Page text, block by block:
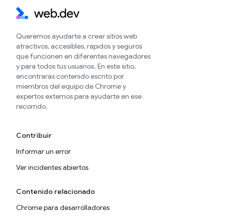
Queremos ayudarte a crear sitios web
atractivos, accesibles, rápidos y seguros
que funcionen en diferentes navegadores
y para todos tus usuarios. En este sitio,
encontrarás contenido escrito por
miembros del equipo de Chrome y
expertos externos para ayudarte en ese
recorrido.
Contribuir
Informar un error
Ver incidentes abiertos
Contenido relacionado
Chrome para desarrolladores